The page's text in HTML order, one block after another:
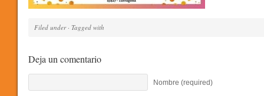
Filed under · Tagged with
Deja un comentario
Nombre (required)